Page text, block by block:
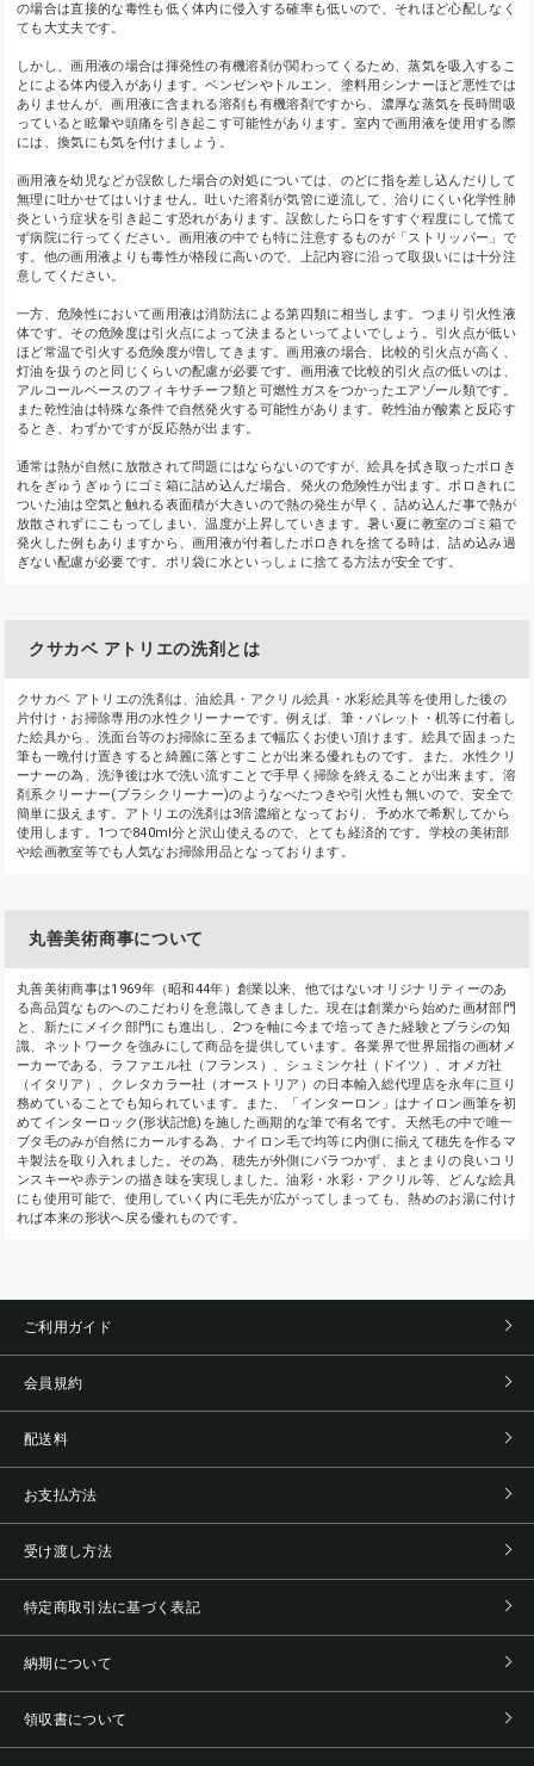
の場合は直接的な毒性も低く体内に侵入する確率も低いので、それほど心配しなく
ても大丈夫です。
しかし、画用液の場合は揮発性の有機溶剤が関わってくるため、蒸気を吸入するこ
とによる体内侵入があります。ベンゼンやトルエン、塗料用シンナーほど悪性では
ありませんが、画用液に含まれる溶剤も有機溶剤ですから、濃厚な蒸気を長時間吸
っていると眩暈や頭痛を引き起こす可能性があります。室内で画用液を使用する際
には、換気にも気を付けましょう。
画用液を幼児などが誤飲した場合の対処については、のどに指を差し込んだりして
無理に吐かせてはいけません。吐いた溶剤が気管に逆流して、治りにくい化学性肺
炎という症状を引き起こす恐れがあります。誤飲したら口をすすぐ程度にして慌て
ず病院に行ってください。画用液の中でも特に注意するものが「ストリッパー」で
す。他の画用液よりも毒性が格段に高いので、上記内容に沿って取扱いには十分注
意してください。
一方、危険性において画用液は消防法による第四類に相当します。つまり引火性液
体です。その危険度は引火点によって決まるといってよいでしょう。引火点が低い
ほど常温で引火する危険度が増してきます。画用液の場合、比較的引火点が高く、
灯油を扱うのと同じくらいの配慮が必要です。画用液で比較的引火点の低いのは、
アルコールベースのフィキサチーフ類と可燃性ガスをつかったエアゾール類です。
また乾性油は特殊な条件で自然発火する可能性があります。乾性油が酸素と反応す
るとき、わずかですが反応熱が出ます。
通常は熱が自然に放散されて問題にはならないのですが、絵具を拭き取ったボロき
れをぎゅうぎゅうにゴミ箱に詰め込んだ場合、発火の危険性が出ます。ボロきれに
ついた油は空気と触れる表面積が大きいので熱の発生が早く、詰め込んだ事で熱が
放散されずにこもってしまい、温度が上昇していきます。暑い夏に教室のゴミ箱で
発火した例もありますから、画用液が付着したボロきれを捨てる時は、詰め込み過
ぎない配慮が必要です。ポリ袋に水といっしょに捨てる方法が安全です。
クサカベ アトリエの洗剤とは
クサカベ アトリエの洗剤は、油絵具・アクリル絵具・水彩絵具等を使用した後の
片付け・お掃除専用の水性クリーナーです。例えば、筆・パレット・机等に付着し
た絵具から、洗面台等のお掃除に至るまで幅広くお使い頂けます。絵具で固まった
筆も一晩付け置きすると綺麗に落とすことが出来る優れものです。また、水性クリ
ーナーの為、洗浄後は水で洗い流すことで手早く掃除を終えることが出来ます。溶
剤系クリーナー(ブラシクリーナー)のようなべたつきや引火性も無いので、安全で
簡単に扱えます。アトリエの洗剤は3倍濃縮となっており、予め水で希釈してから
使用します。1つで840ml分と沢山使えるので、とても経済的です。学校の美術部
や絵画教室等でも人気なお掃除用品となっております。
丸善美術商事について
丸善美術商事は1969年（昭和44年）創業以来、他ではないオリジナリティーのあ
る高品質なものへのこだわりを意識してきました。現在は創業から始めた画材部門
と、新たにメイク部門にも進出し、2つを軸に今まで培ってきた経験とブラシの知
識、ネットワークを強みにして商品を提供しています。各業界で世界屈指の画材メ
ーカーである、ラファエル社（フランス）、シュミンケ社（ドイツ）、オメガ社
（イタリア）、クレタカラー社（オーストリア）の日本輸入総代理店を永年に亘り
務めていることでも知られています。また、「インターロン」はナイロン画筆を初
めてインターロック(形状記憶)を施した画期的な筆で有名です。天然毛の中で唯一
ブタ毛のみが自然にカールする為、ナイロン毛で均等に内側に揃えて穂先を作るマ
キ製法を取り入れました。その為、穂先が外側にバラつかず、まとまりの良いコリ
ンスキーや赤テンの描き味を実現しました。油彩・水彩・アクリル等、どんな絵具
にも使用可能で、使用していく内に毛先が広がってしまっても、熱めのお湯に付け
れば本来の形状へ戻る優れものです。
ご利用ガイド
会員規約
配送料
お支払方法
受け渡し方法
特定商取引法に基づく表記
納期について
領収書について